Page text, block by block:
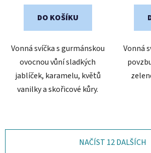
DO KOŠÍKU
Vonná svíčka s gurmánskou
ovocnou vůní sladkých
jablíček, karamelu, květů
vanilky a skořicové kůry.
Vonná
NAČÍST 12 DALŠÍCH